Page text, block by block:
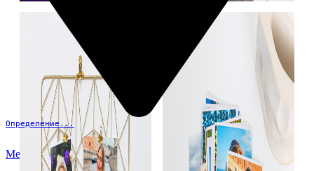
Определение...
Меню